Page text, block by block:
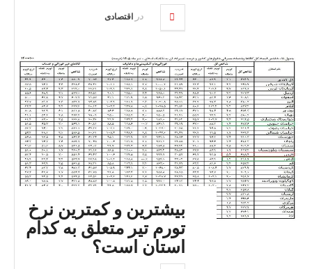
در اقتصادی
بیشترین و کمترین نرخ
تورم تیر متعلق به کدام
استان است؟